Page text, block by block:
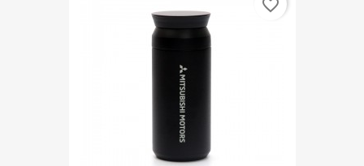
favorite_border